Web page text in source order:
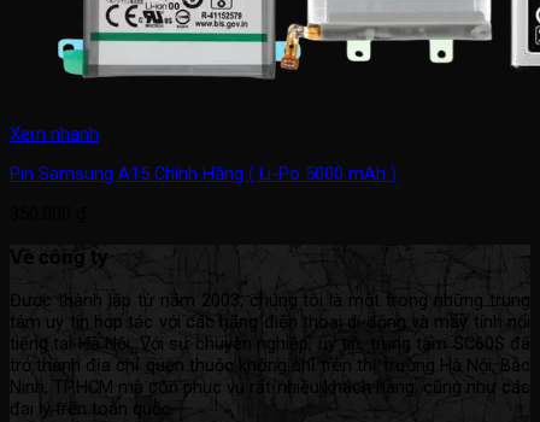
Xem nhanh
Pin Samsung A15 Chính Hãng ( Li-Po 5000 mAh )
Về công ty
Được thành lập từ năm 2003, chúng tôi là một trong những trung
tâm uy tín hợp tác với các hãng điện thoại di động và máy tính nổi
tiếng tại Hà Nội. Với sự chuyên nghiệp, uy tín, trung tâm SC60S đã
trở thành địa chỉ quen thuộc không chỉ trên thị trường Hà Nội, Bắc
Ninh, TP.HCM mà còn phục vụ rất nhiều khách hàng, cũng như các
đại lý trên toàn quốc.